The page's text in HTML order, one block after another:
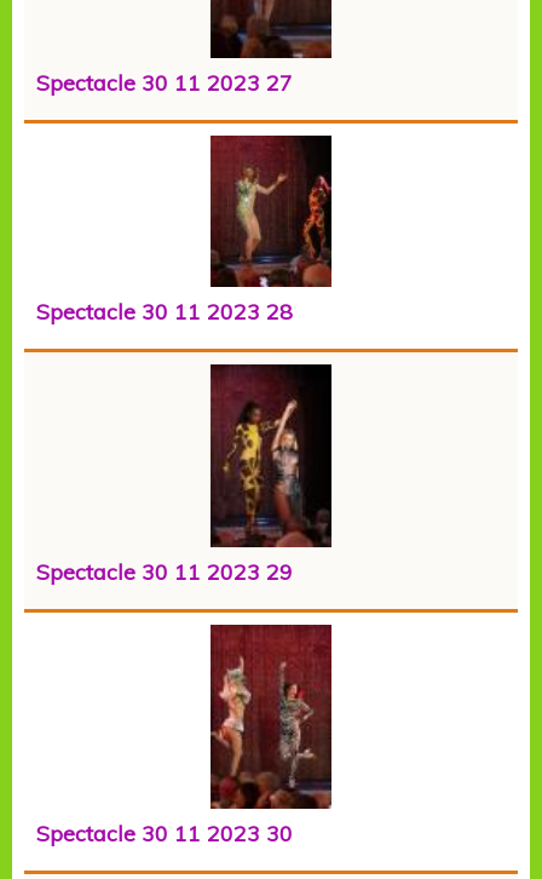
Spectacle 30 11 2023 27
Spectacle 30 11 2023 28
Spectacle 30 11 2023 29
Spectacle 30 11 2023 30